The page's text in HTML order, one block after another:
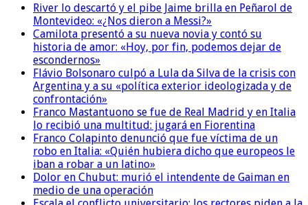
River lo descartó y el pibe Jaime brilla en Peñarol de
Montevideo: «¿Nos dieron a Messi?»
Camilota presentó a su nueva novia y contó su
historia de amor: «Hoy, por fin, podemos dejar de
escondernos»
Flávio Bolsonaro culpó a Lula da Silva de la crisis con
Argentina y a su «política exterior ideologizada y de
confrontación»
Franco Mastantuono se fue de Real Madrid y en Italia
lo recibió una multitud: jugará en Fiorentina
Franco Colapinto denunció que fue víctima de un
robo en Italia: «Quién hubiera dicho que europeos le
iban a robar a un latino»
Dolor en Chubut: murió el intendente de Gaiman en
medio de una operación